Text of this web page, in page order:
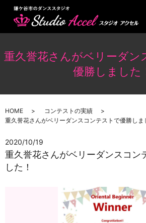
重久誉花さんがベリーダン
優勝しました
HOME
コンテストの実績
重久誉花さんがベリーダンスコンテストで優勝しま
2020/10/19
重久誉花さんがベリーダンスコン
した！